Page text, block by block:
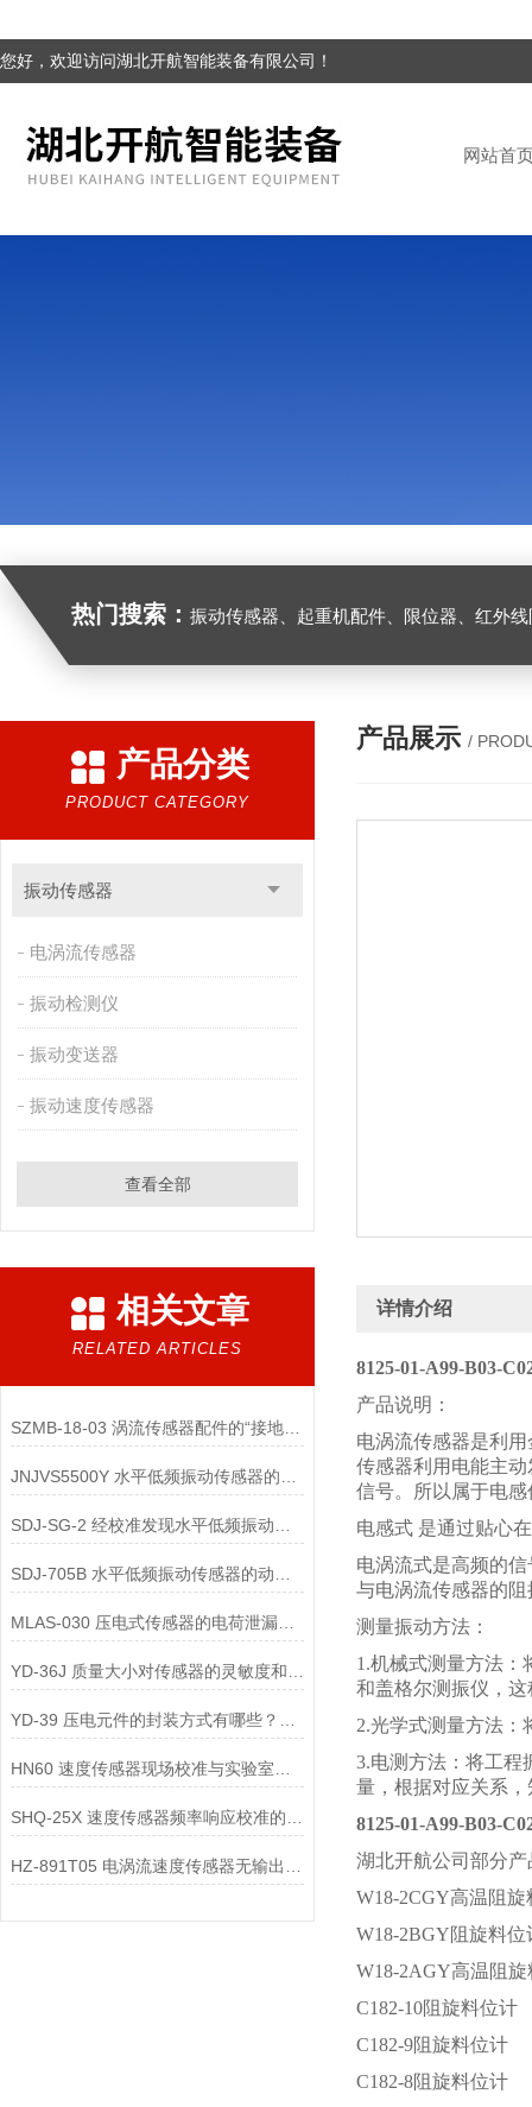
您好，欢迎访问湖北开航智能装备有限公司！
网站首
热门搜索： 振动传感器、起重机配件、限位器、红外线防撞器
产品分类
PRODUCT CATEGORY
振动传感器
电涡流传感器
振动检测仪
振动变送器
振动速度传感器
查看全部
相关文章
RELATED ARTICLES
SZMB-18-03 涡流传感器配件的“接地与屏蔽”不良会导致哪些
MLAS-030 压电式传感器的电荷泄漏机制是什么？
产品展示 /
详情介绍
8125-01-A99-B03-
产品说明：
电涡流传感器是利
传感器利用电能主
信号。所以属于电
电感式 是通过贴心
电涡流式是高频的
与电涡流传感器的
测量振动方法：
1.机械式测量方法：
和盖格尔测振仪，
2.光学式测量方法：
3.电测方法：将工程
量，根据对应关系
8125-01-A99-B03-
湖北开航公司部分产
W18-2CGY高温阻旋
W18-2BGY阻旋料位
W18-2AGY高温阻旋
C182-10阻旋料位计
C182-9阻旋料位计
C182-8阻旋料位计